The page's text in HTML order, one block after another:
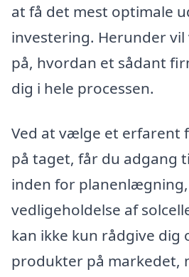
at få det mest optimale
investering. Herunder
på, hvordan et sådant
dig i hele processen.
Ved at vælge et erfarent
på taget, får du adgang
inden for
vedligeholdelse af
kan ikke kun rådgive dig
produkter på markedet,